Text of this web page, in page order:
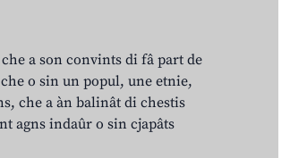
a son convints di fâ part de
o sin un popul, une etnie,
che a àn balinât di chestis
agns indaûr o sin cjapâts